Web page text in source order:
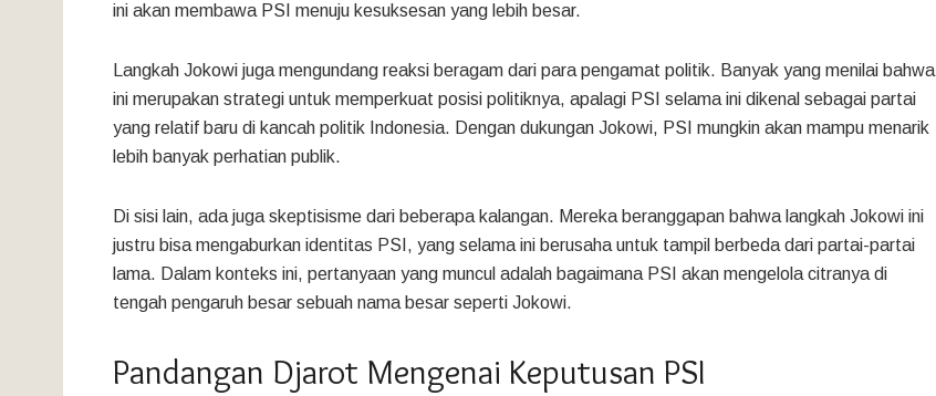
ini akan membawa PSI menuju kesuksesan yang lebih besar.
Langkah Jokowi juga mengundang reaksi beragam dari para pengamat politik. Banyak yang menilai bahwa
ini merupakan strategi untuk memperkuat posisi politiknya, apalagi PSI selama ini dikenal sebagai partai
yang relatif baru di kancah politik Indonesia. Dengan dukungan Jokowi, PSI mungkin akan mampu menarik
lebih banyak perhatian publik.
Di sisi lain, ada juga skeptisisme dari beberapa kalangan. Mereka beranggapan bahwa langkah Jokowi ini
justru bisa mengaburkan identitas PSI, yang selama ini berusaha untuk tampil berbeda dari partai-partai
lama. Dalam konteks ini, pertanyaan yang muncul adalah bagaimana PSI akan mengelola citranya di
tengah pengaruh besar sebuah nama besar seperti Jokowi.
Pandangan Djarot Mengenai Keputusan PSI